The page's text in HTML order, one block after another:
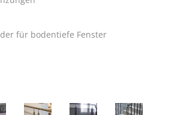
für bodentiefe Fenster